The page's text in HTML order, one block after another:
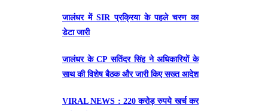
जालंधर में SIR प्रक्रिया के पहले चरण का
डेटा जारी
जालंधर के CP सतिंदर सिंह ने अधिकारियों के
साथ की विशेष बैठक और जारी किए सख्त आदेश
VIRAL NEWS : 220 करोड़ रुपये खर्च कर